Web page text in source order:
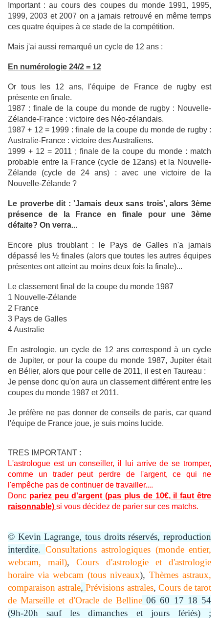
Important : au cours des coupes du monde 1991, 1995,
1999, 2003 et 2007 on a jamais retrouvé en même temps
ces quatre équipes à ce stade de la compétition.
Mais j'ai aussi remarqué un cycle de 12 ans :
En numérologie 24/2 = 12
Or tous les 12 ans, l'équipe de France de rugby est
présente en finale.
1987 : finale de la coupe du monde de rugby : Nouvelle-
Zélande-France : victoire des Néo-zélandais.
1987 + 12 = 1999 : finale de la coupe du monde de rugby :
Australie-France : victoire des Australiens.
1999 + 12 = 2011 ; finale de la coupe du monde : match
probable entre la France (cycle de 12ans) et la Nouvelle-
Zélande (cycle de 24 ans) : avec une victoire de la
Nouvelle-Zélande ?
Le proverbe dit : 'Jamais deux sans trois', alors 3ème
présence de la France en finale pour une 3ème
défaite? On verra...
Encore plus troublant : le Pays de Galles n'a jamais
dépassé les ½ finales (alors que toutes les autres équipes
présentes ont atteint au moins deux fois la finale)...
Le classement final de la coupe du monde 1987
1 Nouvelle-Zélande
2 France
3 Pays de Galles
4 Australie
En astrologie, un cycle de 12 ans correspond à un cycle
de Jupiter, or pour la coupe du monde 1987, Jupiter était
en Bélier, alors que pour celle de 2011, il est en Taureau :
Je pense donc qu'on aura un classement différent entre les
coupes du monde 1987 et 2011.
Je préfère ne pas donner de conseils de paris, car quand
l'équipe de France joue, je suis moins lucide.
TRES IMPORTANT :
L'astrologue est un conseiller, il lui arrive de se tromper,
comme un trader peut perdre de l'argent, ce qui ne
l'empêche pas de continuer de travailler....
Donc pariez peu d'argent (pas plus de 10€, il faut être
raisonnable) si vous décidez de parier sur ces matchs.
© Kevin Lagrange, tous droits réservés, reproduction
interdite. Consultations astrologiques (monde entier,
webcam, mail),Cours d'astrologie et d'astrologie
horaire via webcam (tous niveaux), Thèmes astraux,
comparaison astrale,Prévisions astrales, Cours de tarot
de Marseille et d'Oracle de Belline 06 60 17 18 54
(9h-20h sauf les dimanches et jours fériés) ;